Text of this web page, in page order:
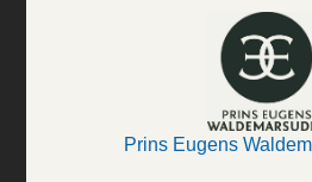
Prins Eugens